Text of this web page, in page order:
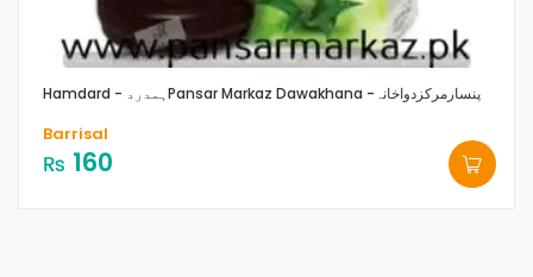
Hamdard - ہمدرد Pansar Markaz Dawakhana -پنسارمرکزدواخانہ
Barrisal
₨ 160